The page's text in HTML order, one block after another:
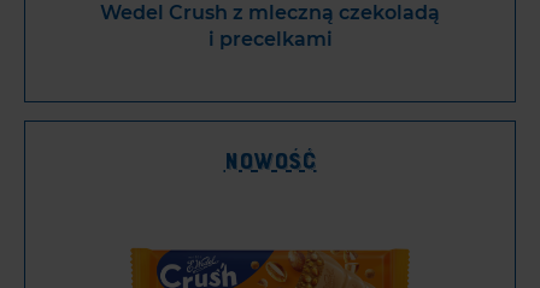
Wedel Crush z mleczną czekoladą
i precelkami
Nowość